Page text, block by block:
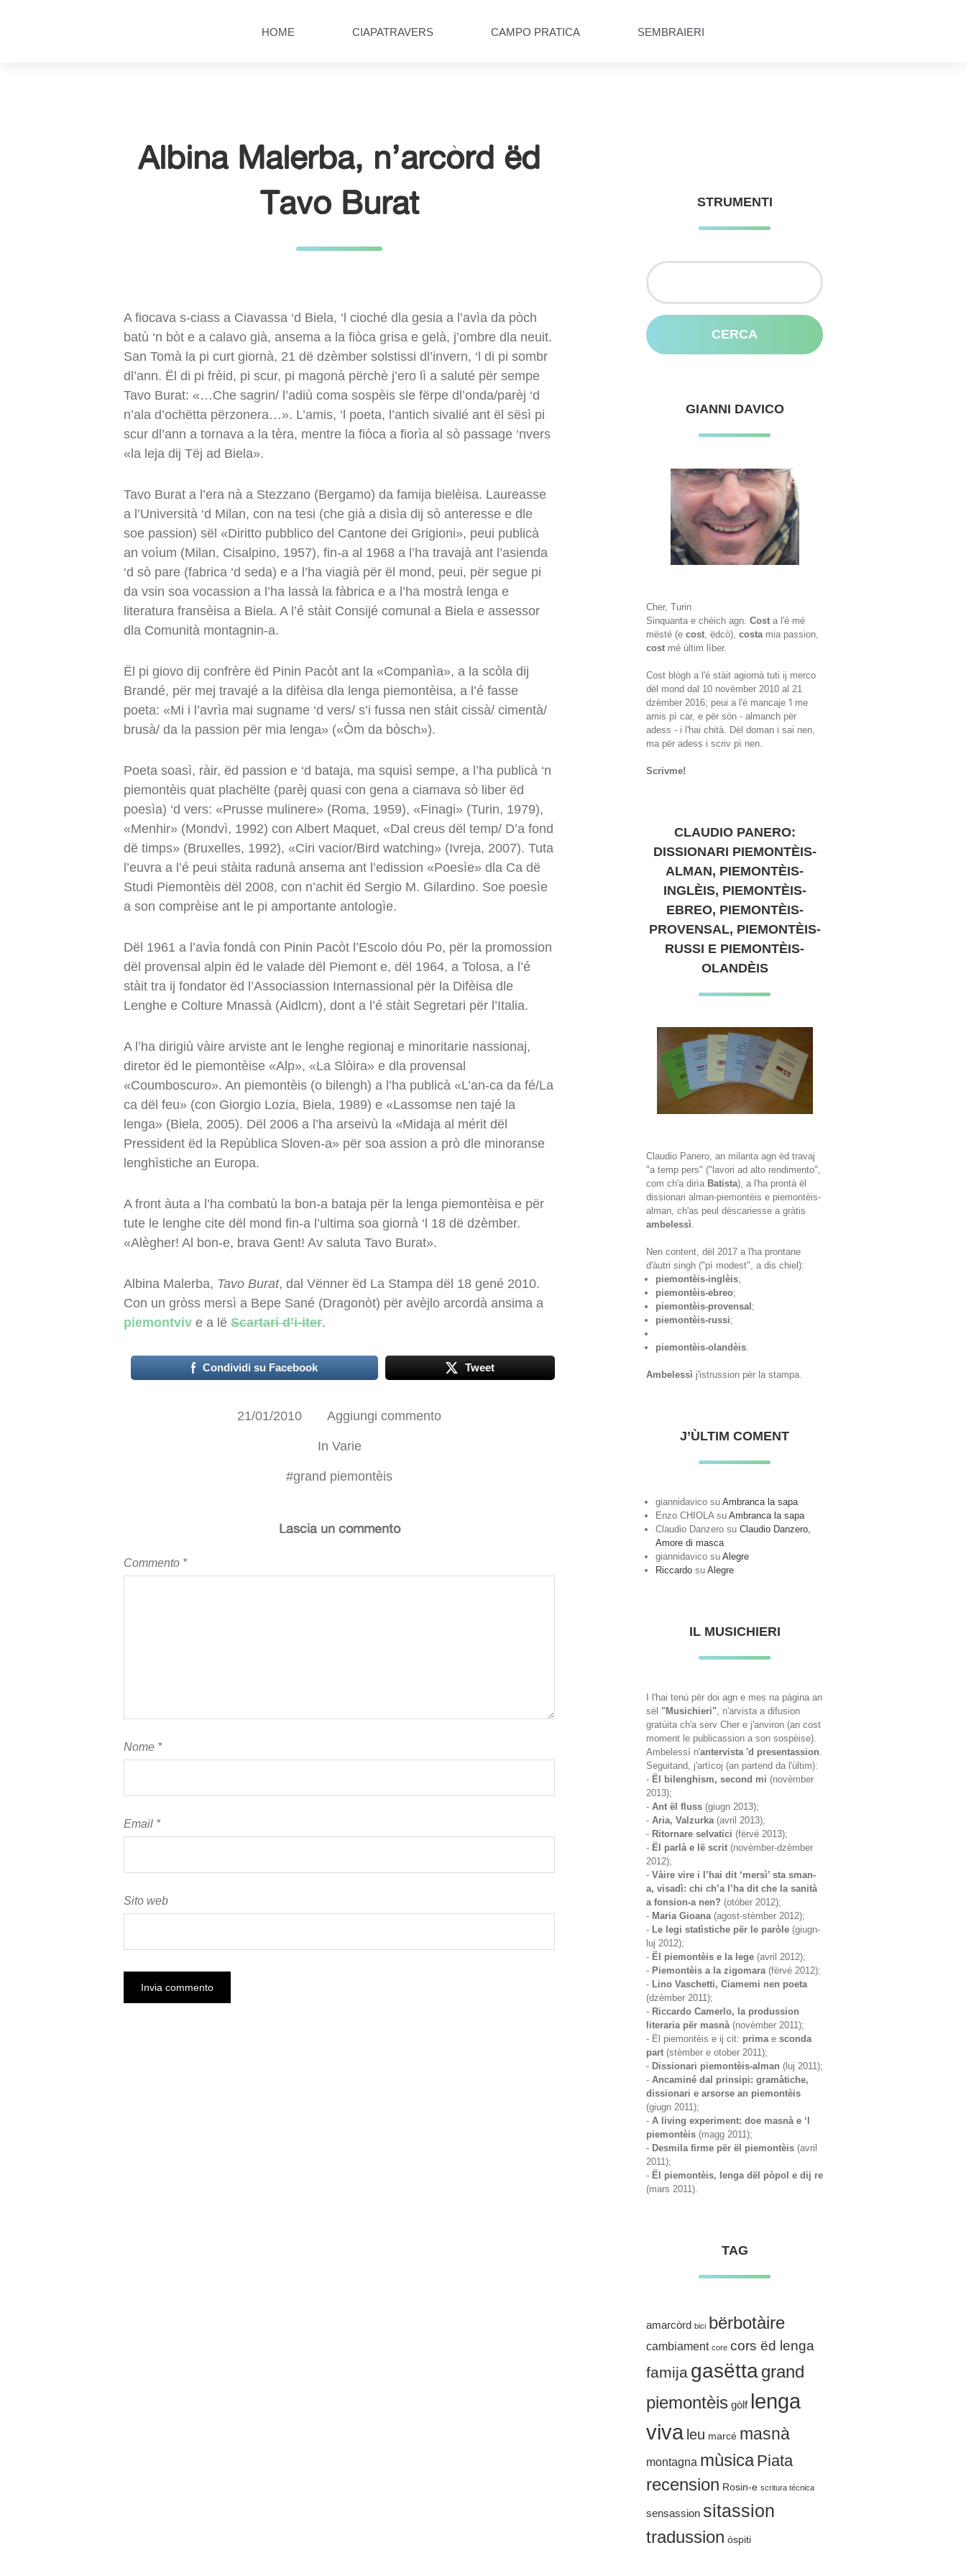
HOME CIAPATRAVERS CAMPO PRATICA SEMBRAIERI
Albina Malerba, n’arcòrd ëd
Tavo Burat
A fiocava s-ciass a Ciavassa ‘d Biela, ‘l cioché dla gesia a l’avìa da pòch
batù ‘n bòt e a calavo già, ansema a la fiòca grisa e gelà, j’ombre dla neuit.
San Tomà la pi curt giornà, 21 dë dzèmber solstissi dl’invern, ‘l di pi sombr
dl’ann. Ël di pi frèid, pi scur, pi magonà përchè j’ero lì a saluté për sempe
Tavo Burat: «…Che sagrin/ l’adiù coma sospèis sle fërpe dl’onda/parèj ‘d
n’ala d’ochëtta përzonera…». L’amis, ‘l poeta, l’antich sivalié ant ël sësì pi
scur dl’ann a tornava a la tèra, mentre la fiòca a fiorìa al sò passage ‘nvers
«la leja dij Tëj ad Biela».
Tavo Burat a l’era nà a Stezzano (Bergamo) da famija bielèisa. Laureasse
a l’Università ‘d Milan, con na tesi (che già a disìa dij sò anteresse e dle
soe passion) sël «Diritto pubblico del Cantone dei Grigioni», peui publicà
an voìum (Milan, Cisalpino, 1957), fin-a al 1968 a l’ha travajà ant l’asienda
‘d sò pare (fabrica ‘d seda) e a l’ha viagià për ël mond, peui, për segue pi
da vsin soa vocassion a l’ha lassà la fàbrica e a l’ha mostrà lenga e
literatura fransèisa a Biela. A l’é stàit Consijé comunal a Biela e assessor
dla Comunità montagnin-a.
Ël pi giovo dij confrère ëd Pinin Pacòt ant la «Companìa», a la scòla dij
Brandé, për mej travajé a la difèisa dla lenga piemontèisa, a l’é fasse
poeta: «Mi i l’avrìa mai sugname ‘d vers/ s’i fussa nen stàit cissà/ cimentà/
brusà/ da la passion për mia lenga» («Òm da bòsch»).
Poeta soasì, ràir, ëd passion e ‘d bataja, ma squisì sempe, a l’ha publicà ‘n
piemontèis quat plachëlte (parèj quasi con gena a ciamava sò liber ëd
poesìa) ‘d vers: «Prusse mulinere» (Roma, 1959), «Finagi» (Turin, 1979),
«Menhir» (Mondvì, 1992) con Albert Maquet, «Dal creus dël temp/ D’a fond
dë timps» (Bruxelles, 1992), «Ciri vacior/Bird watching» (Ivreja, 2007). Tuta
l’euvra a l’é peui stàita radunà ansema ant l’edission «Poesìe» dla Ca dë
Studi Piemontèis dël 2008, con n’achit ëd Sergio M. Gilardino. Soe poesìe
a son comprèise ant le pi amportante antologìe.
Dël 1961 a l’avìa fondà con Pinin Pacòt l’Escolo dóu Po, për la promossion
dël provensal alpin ëd le valade dël Piemont e, dël 1964, a Tolosa, a l’é
stàit tra ij fondator ëd l’Associassion Internassional për la Difèisa dle
Lenghe e Colture Mnassà (Aidlcm), dont a l’é stàit Segretari për l’Italia.
A l’ha dirigiù vàire arviste ant le lenghe regionaj e minoritarie nassionaj,
diretor ëd le piemontèise «Alp», «La Slòira» e dla provensal
«Coumboscuro». An piemontèis (o bilengh) a l’ha publicà «L’an-ca da fé/La
ca dël feu» (con Giorgio Lozia, Biela, 1989) e «Lassomse nen tajé la
lenga» (Biela, 2005). Dël 2006 a l’ha arseivù la «Midaja al mérit dël
Pressident ëd la Repùblica Sloven-a» për soa assion a prò dle minoranse
lenghìstiche an Europa.
A front àuta a l’ha combatù la bon-a bataja për la lenga piemontèisa e për
tute le lenghe cite dël mond fin-a l’ultima soa giornà ‘l 18 dë dzèmber.
«Alègher! Al bon-e, brava Gent! Av saluta Tavo Burat».
Albina Malerba, Tavo Burat, dal Vënner ëd La Stampa dël 18 gené 2010.
Con un gròss mersì a Bepe Sané (Dragonòt) për avèjlo arcordà ansima a
piemontviv e a lë Scartari d’i-iter.
Condividi su Facebook Tweet
21/01/2010 Aggiungi commento
In Varie
#grand piemontèis
Lascia un commento
Commento *
Nome *
Email *
Sito web
STRUMENTI
Ricerca
per:
GIANNI DAVICO
Cher, Turin
Sinquanta e chèich agn. Cost a l'é mé
mësté (e cost, ëdcò), costamia passion,
cost mé ùltim lìber.
Cost blògh a l'é stàit agiornà tuti ij merco
dël mond dal 10 novèmber 2010 al 21
dzèmber 2016; peui a l'é mancaje 'l me
amis pì car, e për sòn - almanch për
adess - i l'hai chità. Dël doman i sai nen,
ma për adess i scriv pì nen.
Scrivme!
CLAUDIO PANERO:
DISSIONARI PIEMONTÈIS-
ALMAN, PIEMONTÈIS-
INGLÈIS, PIEMONTÈIS-
EBREO, PIEMONTÈIS-
PROVENSAL, PIEMONTÈIS-
RUSSI E PIEMONTÈIS-
OLANDÈIS
Claudio Panero, an milanta agn ëd travaj
"a temp pers" ("lavori ad alto rendimento",
com ch'a dirìa Batista), a l'ha prontà ël
dissionari alman-piemontèis e piemontèis-
alman, ch'as peul dëscariesse a gràtis
ambelessì
Nen content, dël 2017 a l'ha prontane
d'àutri singh ("pì modest", a dis chiel):
piemontèis-inglèis;
piemontèis-ebreo;
piemontèis-provensal;
piemontèis-russi;
piemontèis-olandèis.
Ambelessì j'istrussion për la stampa.
J’ÙLTIM COMENT
giannidavicosu Ambranca la sapa
Enzo CHIOLAsu Ambranca la sapa
Claudio Danzerosu Claudio Danzero,
Amore di masca
giannidavicosu Alegre
Riccardosu Alegre
IL MUSICHIERI
I l'hai tenù për doi agn e mes na pàgina an
sël "Musichieri", n'arvista a difusion
gratùita ch'a serv Cher e j'anviron (an cost
moment le publicassion a son sospèise).
Ambelessì n'antervista 'd presentassion.
Seguitand, j'artìcoj (an partend da l'ùltim):
- Ël bilenghism, second mi (novèmber
2013);
- Ant ël fluss (giugn 2013);
- Aria, Valzurka(avril 2013);
- Ritornare selvatici (fërvé 2013);
- Ël parlà e lë scrit (novèmber-dzèmber
2012);
- Vàire vire i l’hai dit ‘mersì’ sta sman-
a, visadì: chi ch’a l’ha dit che la sanità
a fonsion-a nen? (otóber 2012);
- Maria Gioana(agost-stèmber 2012);
- Le legi statìstiche për le paròle (giugn-
luj 2012);
- Ël piemontèis e la lege (avril 2012);
- Piemontèis a la zigomara(fërvé 2012);
- Lino Vaschetti, Ciamemi nen poeta
(dzèmber 2011);
- Riccardo Camerlo, la produssion
literaria për masnà(novèmber 2011);
- Ël piemontèis e ij cit: primae sconda
part (stèmber e otober 2011);
- Dissionari piemontèis-alman (luj 2011);
- Ancaminé dal prinsipi: gramàtiche,
dissionari e arsorse an piemontèis
(giugn 2011);
- A living experiment: doe masnà e ‘l
piemontèis (magg 2011);
- Desmila firme për ël piemontèis (avril
2011);
- Ël piemontèis, lenga dël pòpol e dij re
(mars 2011).
TAG
amarcòrd bici bërbotàire
cambiament core cors ëd lenga
famija gasëttagrand
piemontèis gòlf lenga
viva leu marcé masnà
montagna mùsica Piata
recension Rosin-e scritura técnica
sensassion sitassion
tradussion òspiti